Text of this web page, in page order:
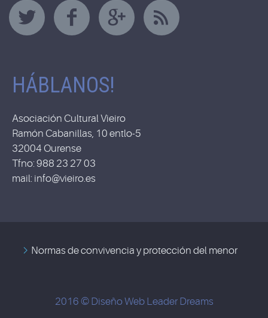
HÁBLANOS!
Asociación Cultural Vieiro
Ramón Cabanillas, 10 entlo-5
32004 Ourense
Tfno: 988 23 27 03
mail: info@vieiro.es
Normas de convivencia y protección del menor
2016 © Diseño Web Leader Dreams